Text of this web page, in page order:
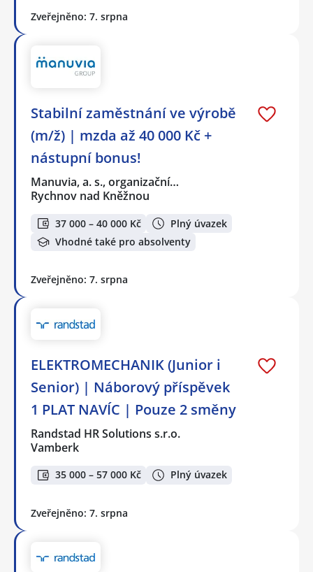
Zveřejněno: 7. srpna
Stabilní zaměstnání ve výrobě
(m/ž) | mzda až 40 000 Kč +
nástupní bonus!
Manuvia, a. s., organizační…
Rychnov nad Kněžnou
37 000 – 40 000 Kč
Plný úvazek
Vhodné také pro absolventy
Zveřejněno: 7. srpna
ELEKTROMECHANIK (Junior i
Senior) | Náborový příspěvek
1 PLAT NAVÍC | Pouze 2 směny
Randstad HR Solutions s.r.o.
Vamberk
35 000 – 57 000 Kč Plný úvazek
Zveřejněno: 7. srpna